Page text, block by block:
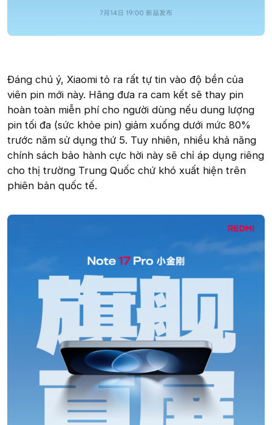
Đáng chú ý, Xiaomi tỏ ra rất tự tin vào độ bền của
viên pin mới này. Hãng đưa ra cam kết sẽ thay pin
hoàn toàn miễn phí cho người dùng nếu dung lượng
pin tối đa (sức khỏe pin) giảm xuống dưới mức 80%
trước năm sử dụng thứ 5. Tuy nhiên, nhiều khả năng
chính sách bảo hành cực hời này sẽ chỉ áp dụng riêng
cho thị trường Trung Quốc chứ khó xuất hiện trên
phiên bản quốc tế.